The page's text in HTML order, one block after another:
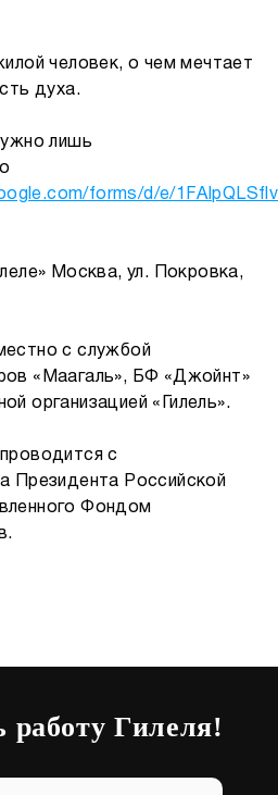
человек, о чем мечтает
духа.
лишь
forms/d/e/
Москва, ул. Покровка,
с службой
«Маагаль», БФ «Джойнт»
организацией «Гилель».
с
Президента Российской
Фондом
работу Гилеля!